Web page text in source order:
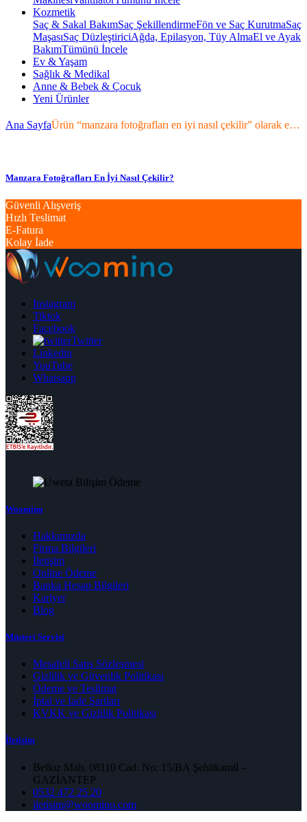
Kozmetik
Saç & Sakal BakımSaç ŞekillendirmeFön ve Saç KurutmaSaç
MaşasıSaç DüzleştiriciAğda, Epilasyon, Tüy AlmaEl ve Ayak
BakımTümünü İncele
Ev & Yaşam
Sağlık & Medikal
Anne & Bebek & Çocuk
Yeni Ürünler
Ana SayfaÜrün “manzara fotoğrafları en iyi nasıl çekilir” olarak etiketlendi
Manzara Fotoğrafları En İyi Nasıl Çekilir?
Güvenli Alışveriş
Hızlı Teslimat
E-Fatura
Kolay İade
Instagram
Tiktok
Facebook
Twitter
Linkedin
YouTube
Whatsapp
Woomino
Hakkımızda
Firma Bilgileri
İletişim
Online Ödeme
Banka Hesap Bilgileri
Kariyer
Blog
Müşteri Servisi
Mesafeli Satış Sözleşmesi
Gizlilik ve Güvenlik Politikası
Ödeme ve Teslimat
İptal ve İade Şartları
KVKK ve Gizlilik Politikası
İletişim
Belkız Mah. 08110 Cad. No: 15/BA Şehitkamil –
GAZİANTEP
0532 472 25 20
iletisim@woomino.com